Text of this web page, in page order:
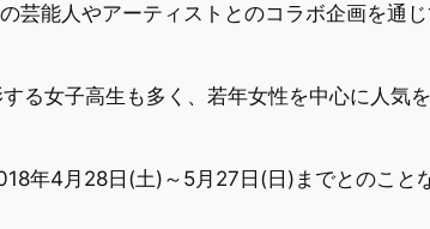
芸能人やアーティストとのコラボ企画を通
る女子高生も多く、若年女性を中心に人気
年4月28日(土)～5月27日(日)までとのこと